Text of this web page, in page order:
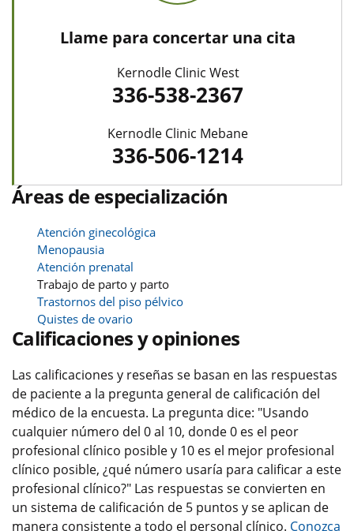
Llame para concertar una cita
Kernodle Clinic West
336-538-2367
Kernodle Clinic Mebane
336-506-1214
Áreas de especialización
Atención ginecológica
Menopausia
Atención prenatal
Trabajo de parto y parto
Trastornos del piso pélvico
Quistes de ovario
Calificaciones y opiniones
Las calificaciones y reseñas se basan en las respuestas
de paciente a la pregunta general de calificación del
médico de la encuesta. La pregunta dice: "Usando
cualquier número del 0 al 10, donde 0 es el peor
profesional clínico posible y 10 es el mejor profesional
clínico posible, ¿qué número usaría para calificar a este
profesional clínico?" Las respuestas se convierten en
un sistema de calificación de 5 puntos y se aplican de
manera consistente a todo el personal clínico. Conozca